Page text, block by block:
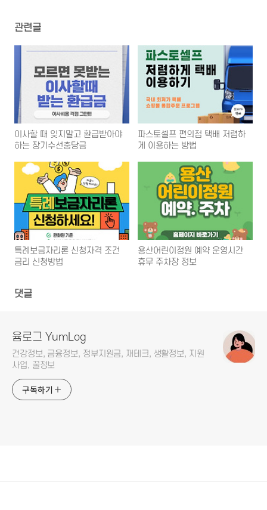
관련글
이사할 때 잊지말고 환급받아야
하는 장기수선충당금
파스토셀프 편의점 택배 저렴하
게 이용하는 방법
특례보금자리론 신청자격 조건
금리 신청방법
용산어린이정원 예약 운영시간
휴무 주차장 정보
댓글
윰로그 YumLog
건강정보, 금융정보, 정부지원금, 재테크, 생활정보, 지원
사업, 꿀정보
구독하기